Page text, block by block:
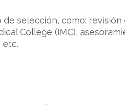
selección, como: revisión
College (IMC),
etc.